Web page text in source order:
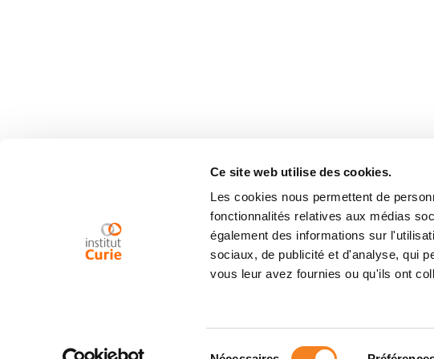
Ce site web utilise des cookies.
Les cookies nous permettent de
fonctionnalités relatives aux médias
également des informations sur
sociaux, de publicité et d'analyse, qui
vous leur avez fournies ou qu'ils ont